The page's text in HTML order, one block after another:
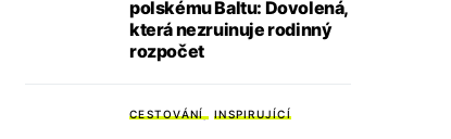
polskému Baltu: Dovolená,
která nezruinuje rodinný
rozpočet
CESTOVÁNÍ INSPIRUJÍCÍ